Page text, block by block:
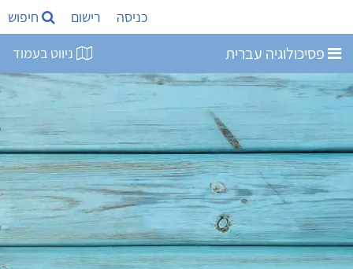
כניסה רישום חיפוש
פסיכולוגיה עברית ניווט בעמוד